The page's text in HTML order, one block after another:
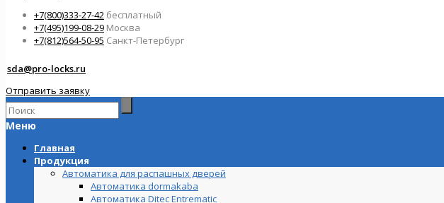
+7(800)333-27-42 бесплатный
+7(495)199-08-29 Москва
+7(812)564-50-95 Санкт-Петербург
sda@pro-locks.ru
Отправить заявку
Меню
Главная
Продукция
Автоматика для распашных дверей
Автоматика dormakaba
Автоматика Ditec Entrematic